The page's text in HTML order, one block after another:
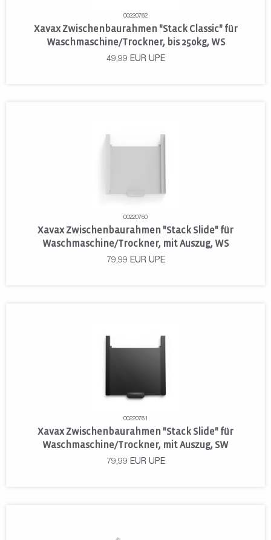
00220762
Xavax Zwischenbaurahmen "Stack Classic" für
Waschmaschine/Trockner, bis 250kg, WS
49,99 EUR UPE
00220760
Xavax Zwischenbaurahmen "Stack Slide" für
Waschmaschine/Trockner, mit Auszug, WS
79,99 EUR UPE
00220761
Xavax Zwischenbaurahmen "Stack Slide" für
Waschmaschine/Trockner, mit Auszug, SW
79,99 EUR UPE